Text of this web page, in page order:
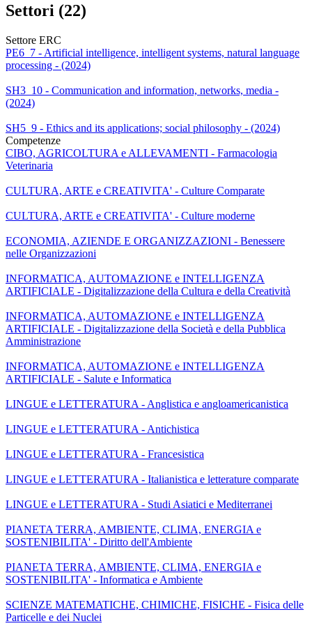
Settori (22)
Settore ERC
PE6_7 - Artificial intelligence, intelligent systems, natural language
processing - (2024)
SH3_10 - Communication and information, networks, media -
(2024)
SH5_9 - Ethics and its applications; social philosophy - (2024)
Competenze
CIBO, AGRICOLTURA e ALLEVAMENTI - Farmacologia
Veterinaria
CULTURA, ARTE e CREATIVITA' - Culture Comparate
CULTURA, ARTE e CREATIVITA' - Culture moderne
ECONOMIA, AZIENDE E ORGANIZZAZIONI - Benessere
nelle Organizzazioni
INFORMATICA, AUTOMAZIONE e INTELLIGENZA
ARTIFICIALE - Digitalizzazione della Cultura e della Creatività
INFORMATICA, AUTOMAZIONE e INTELLIGENZA
ARTIFICIALE - Digitalizzazione della Società e della Pubblica
Amministrazione
INFORMATICA, AUTOMAZIONE e INTELLIGENZA
ARTIFICIALE - Salute e Informatica
LINGUE e LETTERATURA - Anglistica e angloamericanistica
LINGUE e LETTERATURA - Antichistica
LINGUE e LETTERATURA - Francesistica
LINGUE e LETTERATURA - Italianistica e letterature comparate
LINGUE e LETTERATURA - Studi Asiatici e Mediterranei
PIANETA TERRA, AMBIENTE, CLIMA, ENERGIA e
SOSTENIBILITA' - Diritto dell'Ambiente
PIANETA TERRA, AMBIENTE, CLIMA, ENERGIA e
SOSTENIBILITA' - Informatica e Ambiente
SCIENZE MATEMATICHE, CHIMICHE, FISICHE - Fisica delle
Particelle e dei Nuclei